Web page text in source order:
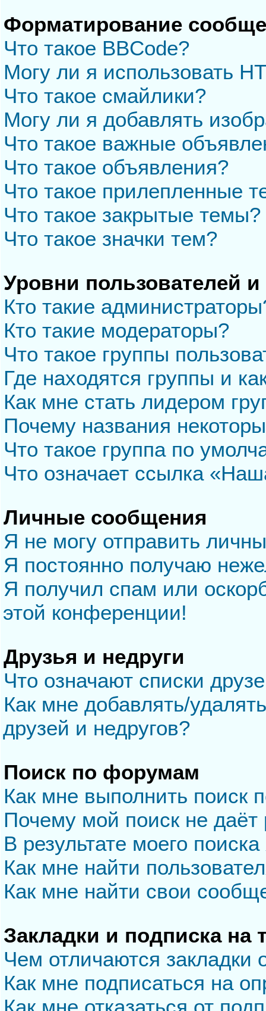
Форматирование
Что такое BBCode?
Могу ли я использовать
Что такое смайлики?
Могу ли я добавлять
Что такое важные
Что такое объявления?
Что такое прилепленные
Что такое закрытые темы?
Что такое значки тем?
Уровни пользователей
Кто такие
Кто такие модераторы?
Что такое группы
Где находятся группы и
Как мне стать лидером
Почему названия
Что такое группа по
Что означает ссылка
Личные сообщения
Я не могу отправить
Я постоянно получаю
Я получил спам или
этой конференции!
Друзья и недруги
Что означают списки
Как мне добавлять/
друзей и недругов?
Поиск по форумам
Как мне выполнить
Почему мой поиск не даёт
В результате моего
Как мне найти
Как мне найти свои
Закладки и подписка на
Чем отличаются закладки
Как мне подписаться на